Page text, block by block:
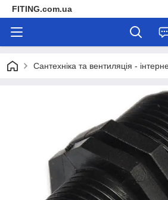
FITING.com.ua
Сантехніка та вентиляція -